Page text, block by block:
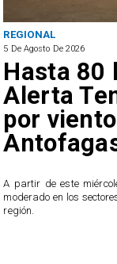
a
la
ANTOFAGASTA
4 De Agosto De 2026
quema
de
Ante la llegada del
reanudó la quema
llegada de